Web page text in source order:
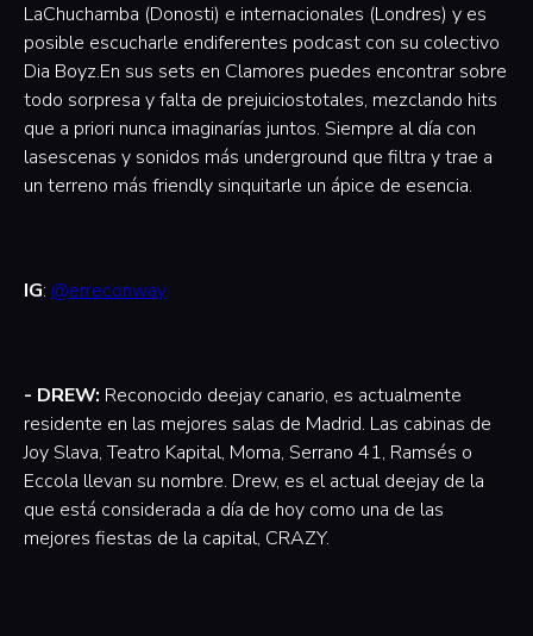
LaChuchamba (Donosti) e internacionales (Londres) y es
posible escucharle endiferentes podcast con su colectivo
Dia Boyz.En sus sets en Clamores puedes encontrar sobre
todo sorpresa y falta de prejuiciostotales, mezclando hits
que a priori nunca imaginarías juntos. Siempre al día con
lasescenas y sonidos más underground que filtra y trae a
un terreno más friendly sinquitarle un ápice de esencia.
IG: @erreconway
- DREW: Reconocido deejay canario, es actualmente
residente en las mejores salas de Madrid. Las cabinas de
Joy Slava, Teatro Kapital, Moma, Serrano 41, Ramsés o
Eccola llevan su nombre. Drew, es el actual deejay de la
que está considerada a día de hoy como una de las
mejores fiestas de la capital, CRAZY.